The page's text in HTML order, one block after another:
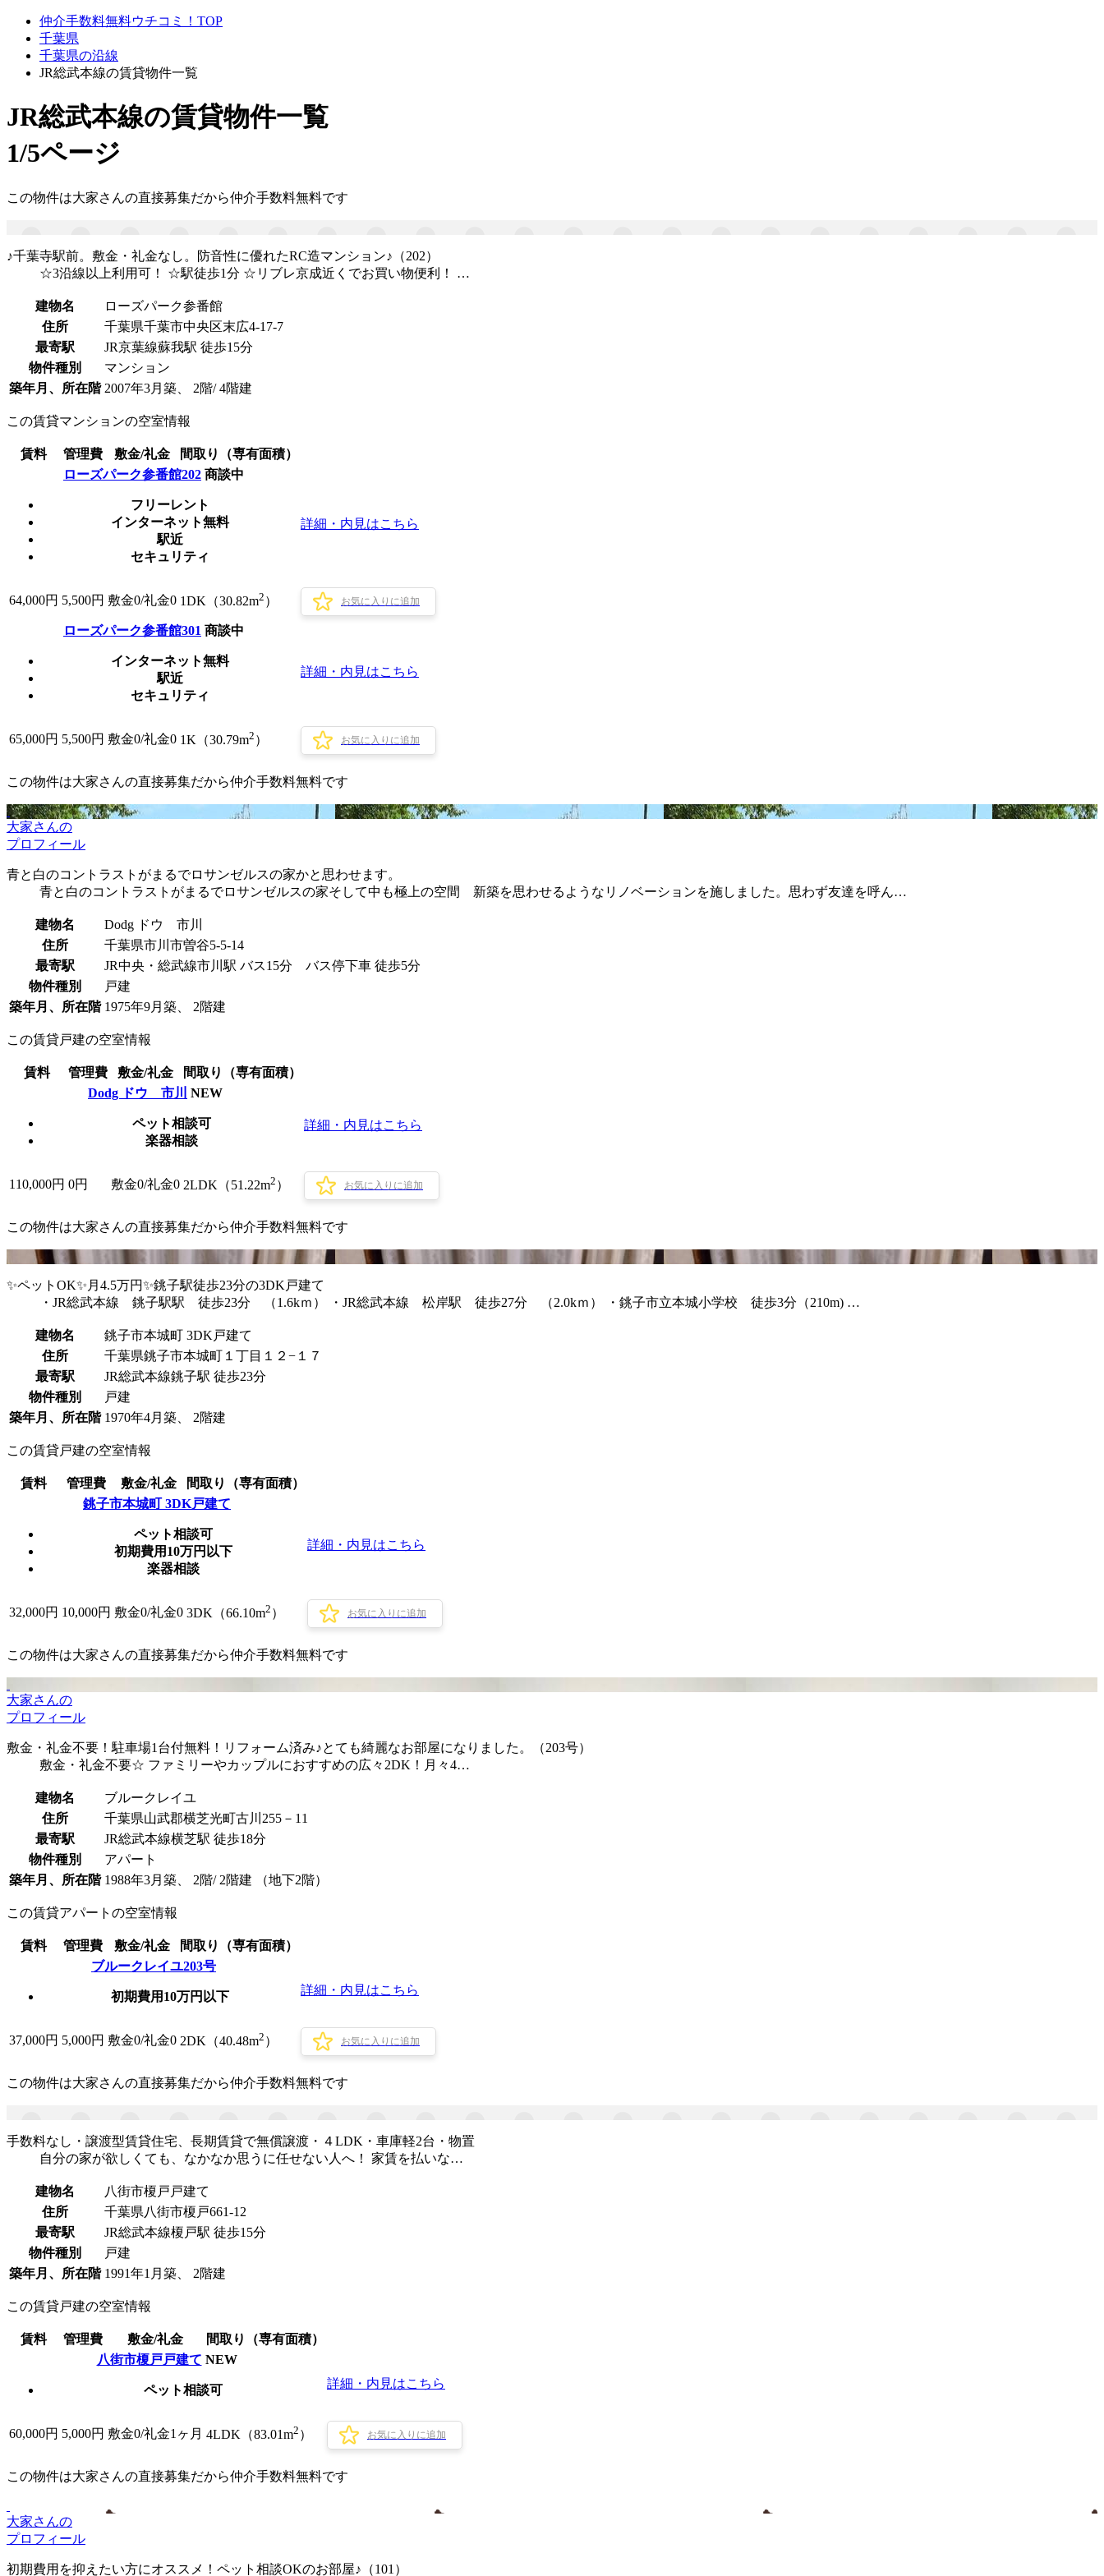
仲介手数料無料ウチコミ！TOP
千葉県
千葉県の沿線
JR総武本線の賃貸物件一覧
JR総武本線の賃貸物件一覧
1/5ページ
この物件は大家さんの直接募集だから仲介手数料無料です
♪千葉寺駅前。敷金・礼金なし。防音性に優れたRC造マンション♪（202）
☆3沿線以上利用可！ ☆駅徒歩1分 ☆リブレ京成近くでお買い物便利！ …
建物名
ローズパーク参番館
住所
千葉県千葉市中央区末広4-17-7
最寄駅
JR京葉線蘇我駅 徒歩15分
物件種別
マンション
築年月、所在階 2007年3月築、 2階/ 4階建
この賃貸マンションの空室情報
賃料 管理費 敷金/礼金
間取り（専有面積）
ローズパーク参番館202 商談中
フリーレント
インターネット無料
駅近
セキュリティ
詳細・内見はこちら
64,000円 5,500円 敷金0/礼金0 1DK（30.82m2 ） お気に入りに追加
ローズパーク参番館301 商談中
インターネット無料
駅近
セキュリティ
詳細・内見はこちら
65,000円 5,500円 敷金0/礼金0 1K（30.79m2 ） お気に入りに追加
この物件は大家さんの直接募集だから仲介手数料無料です
大家さんの
プロフィール
青と白のコントラストがまるでロサンゼルスの家かと思わせます。
青と白のコントラストがまるでロサンゼルスの家そして中も極上の空間 新築を思わせるようなリノベーションを施しました。思わず友達を呼ん…
建物名
Dodg ドウ 市川
住所
千葉県市川市曽谷5-5-14
最寄駅
JR中央・総武線市川駅 バス15分 バス停下車 徒歩5分
物件種別
戸建
築年月、所在階 1975年9月築、 2階建
この賃貸戸建の空室情報
賃料 管理費 敷金/礼金
間取り（専有面積）
Dodg ドウ 市川
NEW
ペット相談可
楽器相談
詳細・内見はこちら
110,000円 0円 敷金0/礼金0 2LDK（51.22m2 ） お気に入りに追加
この物件は大家さんの直接募集だから仲介手数料無料です
✨ペットOK✨月4.5万円✨銚子駅徒歩23分の3DK戸建て
・JR総武本線 銚子駅駅 徒歩23分 （1.6kｍ） ・JR総武本線 松岸駅 徒歩27分 （2.0kｍ） ・銚子市立本城小学校 徒歩3分（210m) …
建物名
銚子市本城町 3DK戸建て
住所
千葉県銚子市本城町１丁目１２−１７
最寄駅
JR総武本線銚子駅 徒歩23分
物件種別
戸建
築年月、所在階 1970年4月築、 2階建
この賃貸戸建の空室情報
賃料 管理費 敷金/礼金
間取り（専有面積）
銚子市本城町 3DK戸建て
ペット相談可
初期費用10万円以下
楽器相談
詳細・内見はこちら
32,000円 10,000円 敷金0/礼金0 3DK（66.10m2 ） お気に入りに追加
この物件は大家さんの直接募集だから仲介手数料無料です
大家さんの
プロフィール
敷金・礼金不要！駐車場1台付無料！リフォーム済み♪とても綺麗なお部屋になりました。（203号）
敷金・礼金不要☆ ファミリーやカップルにおすすめの広々2DK！月々4…
建物名
ブルークレイユ
住所
千葉県山武郡横芝光町古川255－11
最寄駅
JR総武本線横芝駅 徒歩18分
物件種別
アパート
築年月、所在階 1988年3月築、 2階/ 2階建 （地下2階）
この賃貸アパートの空室情報
賃料 管理費 敷金/礼金
間取り（専有面積）
ブルークレイユ203号
初期費用10万円以下 詳細・内見はこちら
37,000円 5,000円 敷金0/礼金0 2DK（40.48m2 ） お気に入りに追加
この物件は大家さんの直接募集だから仲介手数料無料です
手数料なし・譲渡型賃貸住宅、長期賃貸で無償譲渡・４LDK・車庫軽2台・物置
自分の家が欲しくても、なかなか思うに任せない人へ！ 家賃を払いな…
建物名
八街市榎戸戸建て
住所
千葉県八街市榎戸661-12
最寄駅
JR総武本線榎戸駅 徒歩15分
物件種別
戸建
築年月、所在階 1991年1月築、 2階建
この賃貸戸建の空室情報
賃料 管理費 敷金/礼金
間取り（専有面積）
八街市榎戸戸建て NEW
ペット相談可 詳細・内見はこちら
60,000円 5,000円 敷金0/礼金1ヶ月 4LDK（83.01m2 ） お気に入りに追加
この物件は大家さんの直接募集だから仲介手数料無料です
大家さんの
プロフィール
初期費用を抑えたい方にオススメ！ペット相談OKのお部屋♪（101）